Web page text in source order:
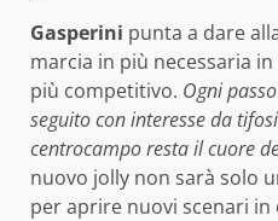
Gasperini punta a dare
marcia in più necessaria
più competitivo. Ogni
seguito con interesse da
centrocampo resta il cuore
nuovo jolly non sarà solo
per aprire nuovi scenari in